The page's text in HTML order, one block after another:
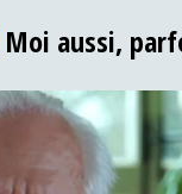
Moi aussi,